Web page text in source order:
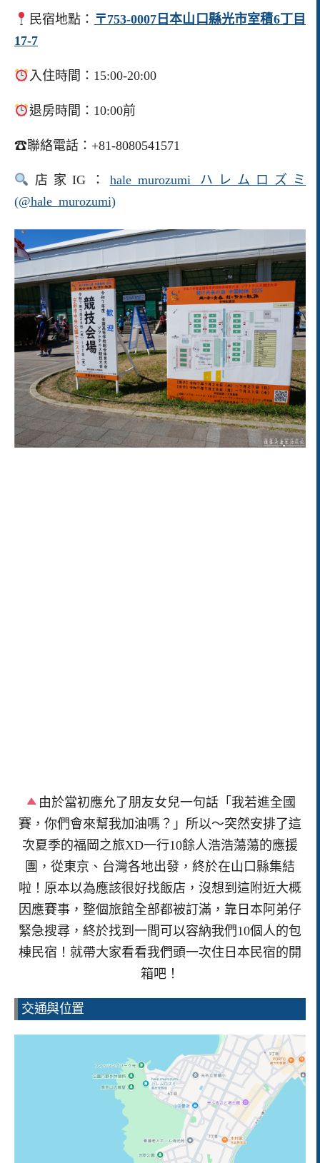
民宿地點： 〒753-0007日本山口縣光市室積6丁目
17-7
入住時間：15:00-20:00
退房時間：10:00前
☎聯絡電話：+81-8080541571
店家IG： hale_murozumi ハレムロズミ
(@hale_murozumi)
由於當初應允了朋友女兒一句話「我若進全國
賽，你們會來幫我加油嗎？」所以～突然安排了這
次夏季的福岡之旅XD一行10餘人浩浩蕩蕩的應援
團，從東京、台灣各地出發，終於在山口縣集結
啦！原本以為應該很好找飯店，沒想到這附近大概
因應賽事，整個旅館全部都被訂滿，靠日本阿弟仔
緊急搜尋，終於找到一間可以容納我們10個人的包
棟民宿！就帶大家看看我們頭一次住日本民宿的開
箱吧！
交通與位置